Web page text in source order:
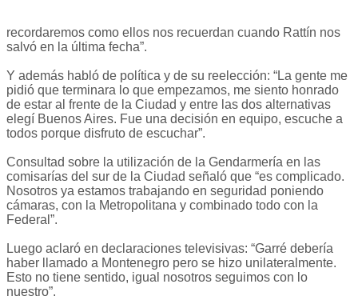
recordaremos como ellos nos recuerdan cuando Rattín nos
salvó en la última fecha”.
Y además habló de política y de su reelección: “La gente me
pidió que terminara lo que empezamos, me siento honrado
de estar al frente de la Ciudad y entre las dos alternativas
elegí Buenos Aires. Fue una decisión en equipo, escuche a
todos porque disfruto de escuchar”.
Consultad sobre la utilización de la Gendarmería en las
comisarías del sur de la Ciudad señaló que “es complicado.
Nosotros ya estamos trabajando en seguridad poniendo
cámaras, con la Metropolitana y combinado todo con la
Federal”.
Luego aclaró en declaraciones televisivas: “Garré debería
haber llamado a Montenegro pero se hizo unilateralmente.
Esto no tiene sentido, igual nosotros seguimos con lo
nuestro”.